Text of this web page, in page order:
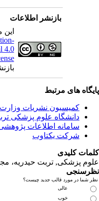
بازنشر اطلاعات
این مقاله
Attribution-
4.0
License
بازنشر
مرتبط
نشریات وزارت بهداشت
علوم پزشکی تربت
اطلاعات پژوهشی ایران
یکتاوب
تربت حیدریه، مجله
قالب جدید چیست؟
عالی
خوب